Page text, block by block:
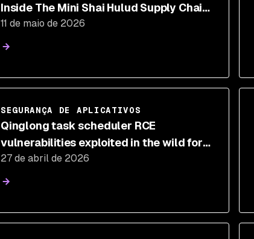
Inside The Mini Shai Hulud Supply Chain
Attack
11 de maio de 2026
SEGURANÇA DE APLICATIVOS
Qinglong task scheduler RCE
vulnerabilities exploited in the wild for
cryptomining
27 de abril de 2026